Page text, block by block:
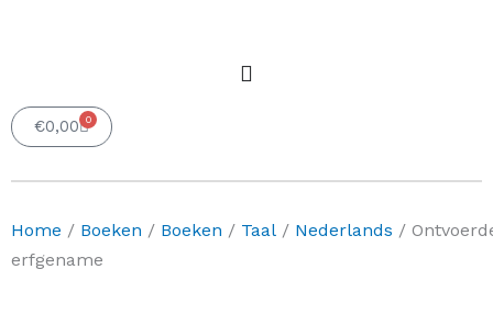
€0,00 0
Winkelwagen
Home / Boeken / Boeken / Taal / Nederlands /
erfgename